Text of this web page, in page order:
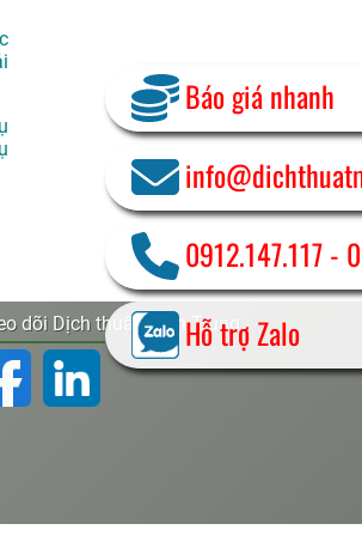
dõi Dịch thuật Miền Trung
Báo giá nhanh
0912.147.117-
Hỗ trợ Zalo